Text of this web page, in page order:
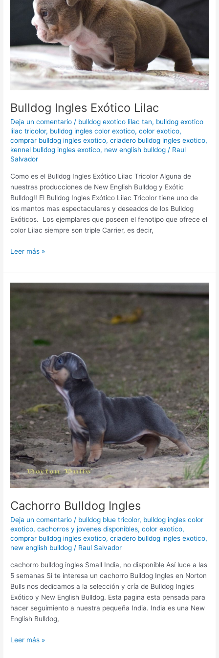
Bulldog Ingles Exótico Lilac
Deja un comentario / bulldog exotico lilac tan, bulldog exotico
lilac tricolor, bulldog ingles color exotico,color exotico,
comprar bulldog ingles exotico,criadero bulldog ingles exotico,
kennel bulldog ingles exotico, new english bulldog / Raul
Salvador
Como es el Bulldog Ingles Exótico Lilac Tricolor Alguna de
nuestras producciones de New English Bulldog y Exótic
Bulldog!! El Bulldog Ingles Exótico Lilac Tricolor tiene uno de
los mantos mas espectaculares y deseados de los Bulldog
Exóticos. Los ejemplares que poseen el fenotipo que ofrece el
color Lilac siempre son triple Carrier, es decir,
Leer más »
Cachorro Bulldog Ingles
Deja un comentario / bulldog blue tricolor, bulldog ingles color
exotico,cachorros y jovenes disponibles,color exotico,
comprar bulldog ingles exotico,criadero bulldog ingles exotico,
new english bulldog / Raul Salvador
cachorro bulldog ingles Small India, no disponible Así luce a las
5 semanas Si te interesa un cachorro Bulldog Ingles en Norton
Bulls nos dedicamos a la selección y cría de Bulldog Ingles
Exótico y New English Bulldog. Esta pagina esta pensada para
hacer seguimiento a nuestra pequeña India. India es una New
English Bulldog,
Cachorro
Leer más »